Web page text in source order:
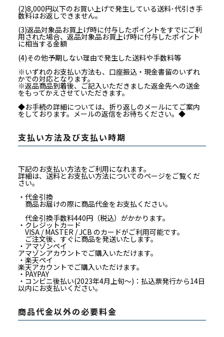
(2)8,000円以下のお買い上げで発生している送料･代引き手
数料はお返しできません。
(3)返品対象品お買上げ時に付与したポイントをすでにご利
用された場合、返品対象品お買上げ時に付与したポイント
に相当する金額
(4)その他予期しない理由で発生した送料や手数料等
※いずれのお支払い方法も、口座振込・現金書留のいずれ
かでの対応となります。
※返品商品到着後、ご記入いただきました返金先への送金
をもってかえさせていただきます。
◆お手続の詳細については、折り返しのメールにてご案内
をしております。メールの返信をお待ちください。◆
支払い方法及び支払い時期
下記のお支払い方法をご利用になれます。
詳細は、送料とお支払い方法についてのページをご覧くだ
さい。
・代金引換
商品お届けの際に商品代金をお支払ください。
代金引換手数料440円（税込）がかかります。
・クレジットカード
VISA / MASTER / JCB のカードがご利用可能です。
ご注文後、すぐに商品を発送いたします。
・アマゾンペイ
アマゾンアカウントでご購入いただけます。
・楽天ペイ
楽天アカウントでご購入いただけます。
・PAYPAY
・コンビニ後払い(2023年4月上旬～)：払込票発行から14日
以内にお支払いください。
商品代金以外の必要料金